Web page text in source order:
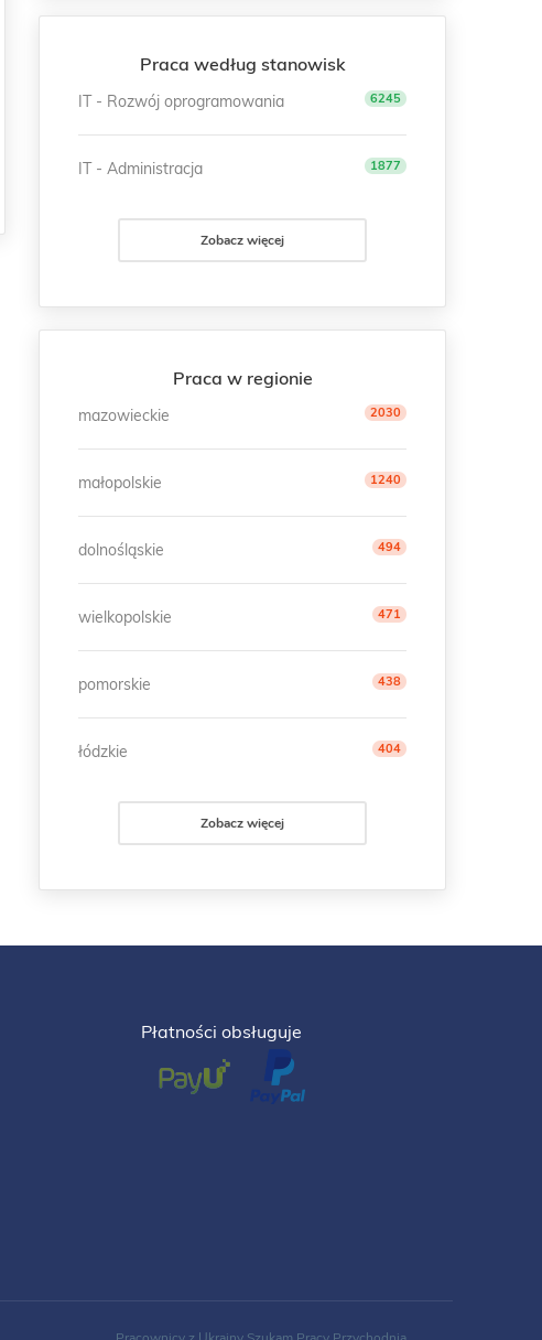
Praca według stanowisk
IT - Rozwój oprogramowania 6245
IT - Administracja 1877
Zobacz więcej
Praca w regionie
mazowieckie 2030
małopolskie 1240
dolnośląskie 494
wielkopolskie 471
pomorskie 438
łódzkie 404
Zobacz więcej
Płatności obsługuje